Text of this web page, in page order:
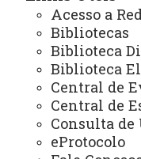
Acesso a
Bibliotecas
Biblioteca
Biblioteca
Central de
Central de
Consulta
eProtocolo
Pesquisa/Pós Graduação
Recursos Humanos
Planejamento
ASSESSORIAS